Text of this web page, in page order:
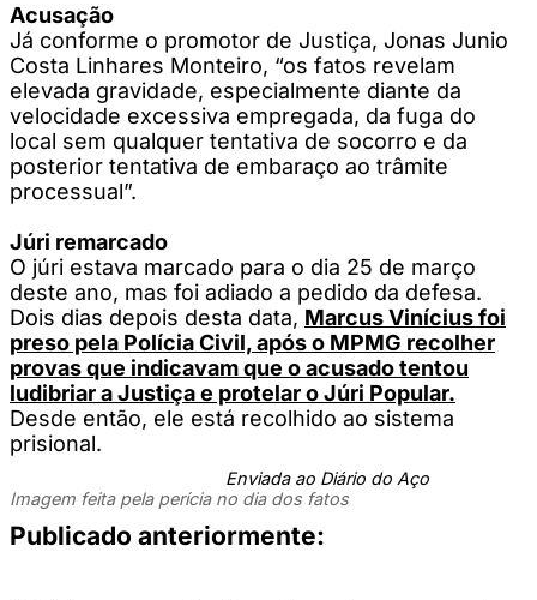
Acusação
Já conforme o promotor de Justiça, Jonas Junio
Costa Linhares Monteiro, “os fatos revelam
elevada gravidade, especialmente diante da
velocidade excessiva empregada, da fuga do
local sem qualquer tentativa de socorro e da
posterior tentativa de embaraço ao trâmite
processual”.
Júri remarcado
O júri estava marcado para o dia 25 de março
deste ano, mas foi adiado a pedido da defesa.
Dois dias depois desta data, Marcus Vinícius foi
preso pela Polícia Civil, após o MPMG recolher
provas que indicavam que o acusado tentou
ludibriar a Justiça e protelar o Júri Popular.
Desde então, ele está recolhido ao sistema
prisional.
Enviada ao Diário do Aço
Imagem feita pela perícia no dia dos fatos
Publicado anteriormente: